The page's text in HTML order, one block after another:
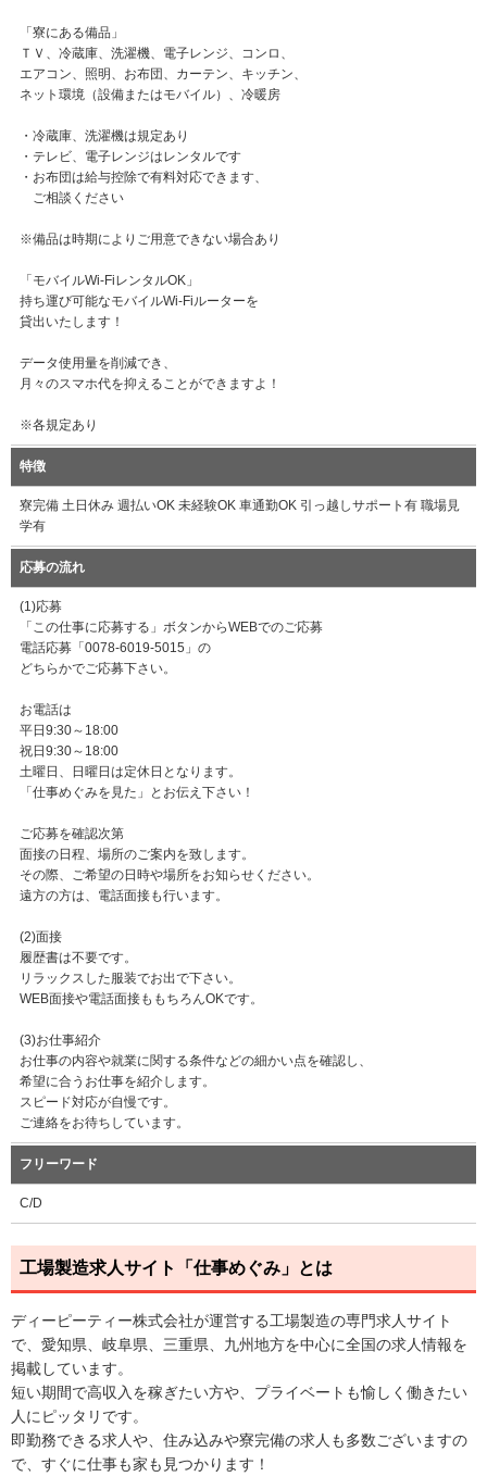
「寮にある備品」
ＴＶ、冷蔵庫、洗濯機、電子レンジ、コンロ、
エアコン、照明、お布団、カーテン、キッチン、
ネット環境（設備またはモバイル）、冷暖房
・冷蔵庫、洗濯機は規定あり
・テレビ、電子レンジはレンタルです
・お布団は給与控除で有料対応できます、
ご相談ください
※備品は時期によりご用意できない場合あり
「モバイルWi-FiレンタルOK」
持ち運び可能なモバイルWi-Fiルーターを
貸出いたします！
データ使用量を削減でき、
月々のスマホ代を抑えることができますよ！
※各規定あり
特徴
寮完備 土日休み 週払いOK 未経験OK 車通勤OK 引っ越しサポート有 職場見
学有
応募の流れ
(1)応募
「この仕事に応募する」ボタンからWEBでのご応募
電話応募「0078-6019-5015」の
どちらかでご応募下さい。
お電話は
平日9:30～18:00
祝日9:30～18:00
土曜日、日曜日は定休日となります。
「仕事めぐみを見た」とお伝え下さい！
ご応募を確認次第
面接の日程、場所のご案内を致します。
その際、ご希望の日時や場所をお知らせください。
遠方の方は、電話面接も行います。
(2)面接
履歴書は不要です。
リラックスした服装でお出で下さい。
WEB面接や電話面接ももちろんOKです。
(3)お仕事紹介
お仕事の内容や就業に関する条件などの細かい点を確認し、
希望に合うお仕事を紹介します。
スピード対応が自慢です。
ご連絡をお待ちしています。
フリーワード
C/D
工場製造求人サイト「仕事めぐみ」とは
ディーピーティー株式会社が運営する工場製造の専門求人サイト
で、愛知県、岐阜県、三重県、九州地方を中心に全国の求人情報を
掲載しています。
短い期間で高収入を稼ぎたい方や、プライベートも愉しく働きたい
人にピッタリです。
即勤務できる求人や、住み込みや寮完備の求人も多数ございますの
で、すぐに仕事も家も見つかります！